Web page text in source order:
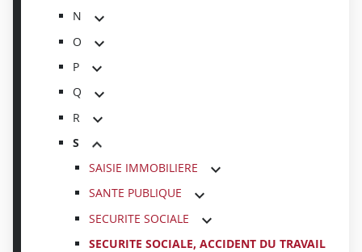
N
O
P
Q
R
S
SAISIE IMMOBILIERE
SANTE PUBLIQUE
SECURITE SOCIALE
SECURITE SOCIALE, ACCIDENT DU TRAVAIL